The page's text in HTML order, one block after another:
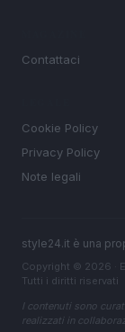
Contattaci
Cookie Policy
Privacy Policy
Note legali
style24.it è una
Copyright © 2026 ·
Tutti i diritti riservati
I contenuti sono
realizzati in